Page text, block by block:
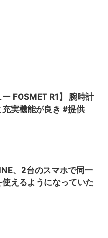
ー FOSMET R1】 腕時計
充実機能が良き #提供
、2台のスマホで同一
えるようになっていた